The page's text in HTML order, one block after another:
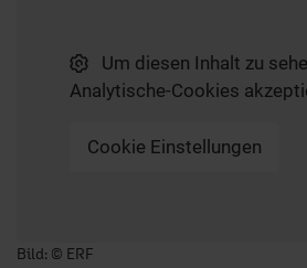
SENDUNGEN A-ZUm diesen Inhalt zu
Analytische-Cookies
Cookie Einstellungen
Player starten/anhalten
Bild: © ERF